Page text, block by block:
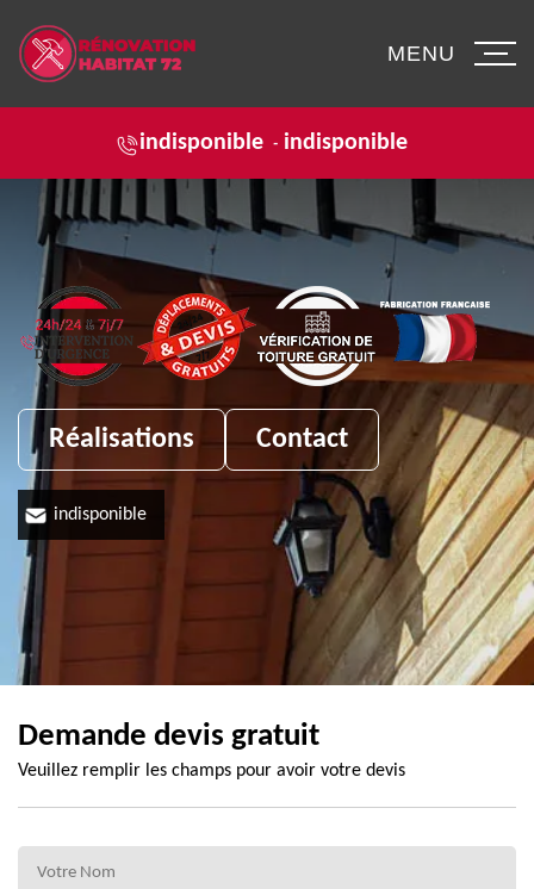
indisponible - indisponible
MENU
Réalisations Contact
indisponible
Demande devis gratuit
Veuillez remplir les champs pour avoir votre devis